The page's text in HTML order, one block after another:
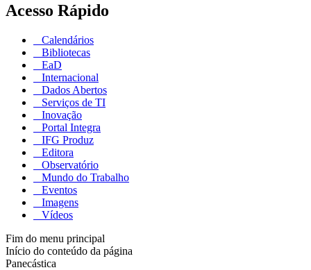
Acesso Rápido
Calendários
Bibliotecas
EaD
Internacional
Dados Abertos
Serviços de TI
Inovação
Portal Integra
IFG Produz
Editora
Observatório
Mundo do Trabalho
Eventos
Imagens
Vídeos
Fim do menu principal
Início do conteúdo da página
Panecástica